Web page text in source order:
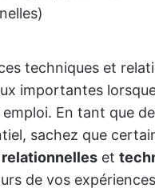
techniques et
importantes
En tant que
sachez que
et
de vos